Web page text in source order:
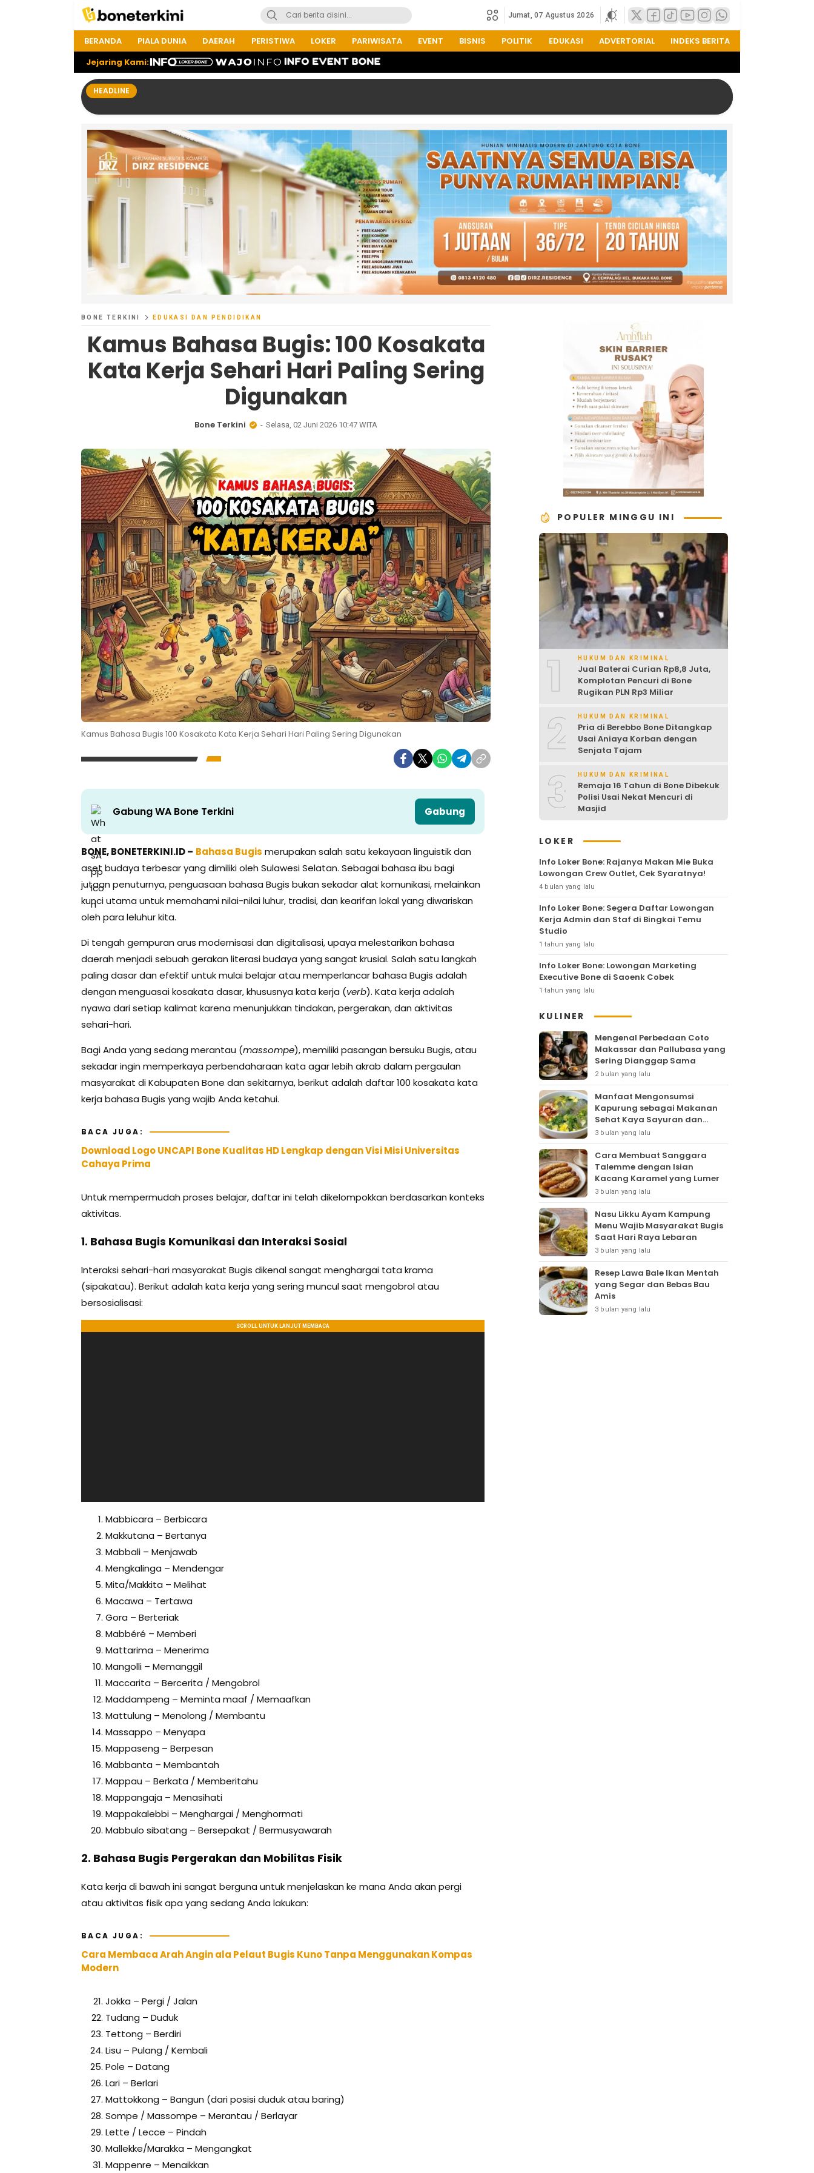
Jumat, 07 Agustus 2026
BERANDA PIALA DUNIA DAERAH PERISTIWA LOKER PARIWISATA EVENT BISNIS POLITIK EDUKASI ADVERTORIAL
INDEKS BERITA
Jejaring Kami:
HEADLINE
BONE TERKINI EDUKASI DAN PENDIDIKAN
Kamus Bahasa Bugis: 100 Kosakata
Kata Kerja Sehari Hari Paling Sering
Digunakan
Bone Terkini Selasa, 02 Juni 2026 10:47 WITA
Kamus Bahasa Bugis 100 Kosakata Kata Kerja Sehari Hari Paling Sering Digunakan
Gabung WA Bone Terkini Gabung
BONE, BONETERKINI.ID – Bahasa Bugis merupakan salah satu kekayaan linguistik dan
aset budaya terbesar yang dimiliki oleh Sulawesi Selatan. Sebagai bahasa ibu bagi
jutaan penuturnya, penguasaan bahasa Bugis bukan sekadar alat komunikasi, melainkan
kunci utama untuk memahami nilai-nilai luhur, tradisi, dan kearifan lokal yang diwariskan
oleh para leluhur kita.
Di tengah gempuran arus modernisasi dan digitalisasi, upaya melestarikan bahasa
daerah menjadi sebuah gerakan literasi budaya yang sangat krusial. Salah satu langkah
paling dasar dan efektif untuk mulai belajar atau memperlancar bahasa Bugis adalah
dengan menguasai kosakata dasar, khususnya kata kerja (verb). Kata kerja adalah
nyawa dari setiap kalimat karena menunjukkan tindakan, pergerakan, dan aktivitas
sehari-hari.
Bagi Anda yang sedang merantau (massompe), memiliki pasangan bersuku Bugis, atau
sekadar ingin memperkaya perbendaharaan kata agar lebih akrab dalam pergaulan
masyarakat di Kabupaten Bone dan sekitarnya, berikut adalah daftar 100 kosakata kata
kerja bahasa Bugis yang wajib Anda ketahui.
BACA JUGA:
Download Logo UNCAPI Bone Kualitas HD Lengkap dengan Visi Misi Universitas
Cahaya Prima
Untuk mempermudah proses belajar, daftar ini telah dikelompokkan berdasarkan konteks
aktivitas.
1. Bahasa Bugis Komunikasi dan Interaksi Sosial
Interaksi sehari-hari masyarakat Bugis dikenal sangat menghargai tata krama
(sipakatau). Berikut adalah kata kerja yang sering muncul saat mengobrol atau
bersosialisasi:
Mabbicara – Berbicara
Makkutana – Bertanya
Mabbali – Menjawab
Mengkalinga – Mendengar
Mita/Makkita – Melihat
Macawa – Tertawa
Gora – Berteriak
Mabbéré – Memberi
Mattarima – Menerima
Mangolli – Memanggil
Maccarita – Bercerita / Mengobrol
Maddampeng – Meminta maaf / Memaafkan
Mattulung – Menolong / Membantu
Massappo – Menyapa
Mappaseng – Berpesan
Mabbanta – Membantah
Mappau – Berkata / Memberitahu
Mappangaja – Menasihati
Mappakalebbi – Menghargai / Menghormati
Mabbulo sibatang – Bersepakat / Bermusyawarah
2. Bahasa Bugis Pergerakan dan Mobilitas Fisik
Kata kerja di bawah ini sangat berguna untuk menjelaskan ke mana Anda akan pergi
atau aktivitas fisik apa yang sedang Anda lakukan:
BACA JUGA:
Cara Membaca Arah Angin ala Pelaut Bugis Kuno Tanpa Menggunakan Kompas
Modern
Jokka – Pergi / Jalan
Tudang – Duduk
Tettong – Berdiri
Lisu – Pulang / Kembali
Pole – Datang
Lari – Berlari
Mattokkong – Bangun (dari posisi duduk atau baring)
Sompe / Massompe – Merantau / Berlayar
Lette / Lecce – Pindah
Mallekke/Marakka – Mengangkat
Mappenre – Menaikkan
POPULER MINGGU INI
1 HUKUM DAN KRIMINAL
Jual Baterai Curian Rp8,8 Juta,
Komplotan Pencuri di Bone
Rugikan PLN Rp3 Miliar
2 HUKUM DAN KRIMINAL
Pria di Berebbo Bone Ditangkap
Usai Aniaya Korban dengan
Senjata Tajam
3 HUKUM DAN KRIMINAL
Remaja 16 Tahun di Bone Dibekuk
Polisi Usai Nekat Mencuri di
Masjid
LOKER
Info Loker Bone: Rajanya Makan Mie Buka
Lowongan Crew Outlet, Cek Syaratnya!
4 bulan yang lalu
Info Loker Bone: Segera Daftar Lowongan
Kerja Admin dan Staf di Bingkai Temu
Studio
1 tahun yang lalu
Info Loker Bone: Lowongan Marketing
Executive Bone di Saoenk Cobek
1 tahun yang lalu
KULINER
Mengenal Perbedaan Coto
Makassar dan Pallubasa yang
Sering Dianggap Sama
2 bulan yang lalu
Manfaat Mengonsumsi
Kapurung sebagai Makanan
Sehat Kaya Sayuran dan
Protein
3 bulan yang lalu
Cara Membuat Sanggara
Talemme dengan Isian
Kacang Karamel yang Lumer
3 bulan yang lalu
Nasu Likku Ayam Kampung
Menu Wajib Masyarakat Bugis
Saat Hari Raya Lebaran
3 bulan yang lalu
Resep Lawa Bale Ikan Mentah
yang Segar dan Bebas Bau
Amis
3 bulan yang lalu